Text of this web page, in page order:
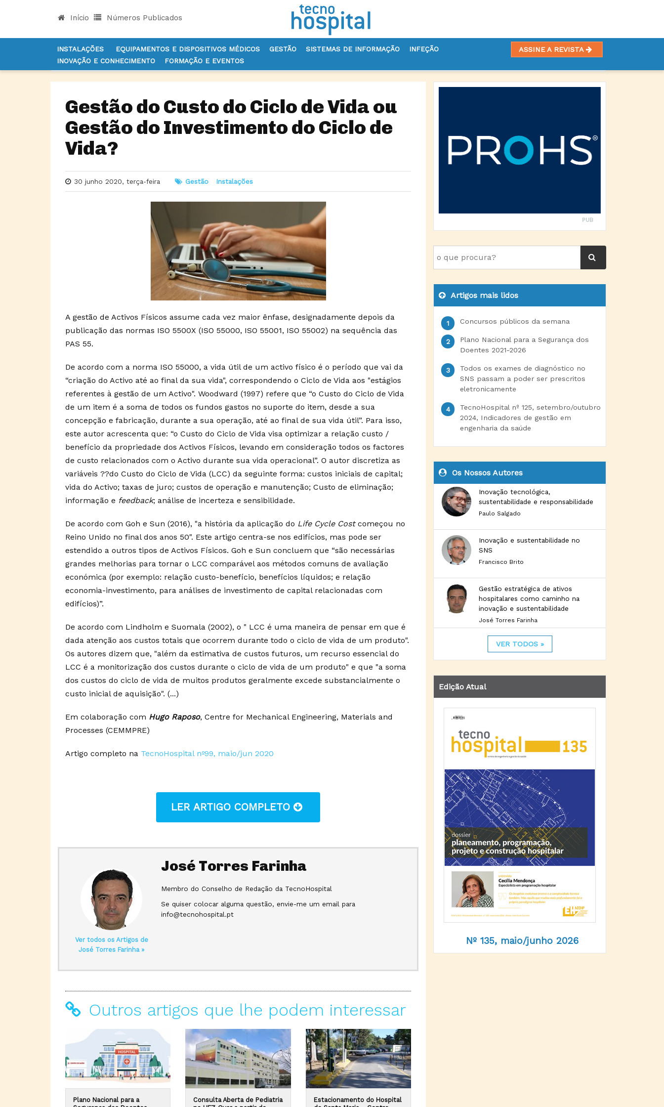
Início Números Publicados
INSTALAÇÕES EQUIPAMENTOS E DISPOSITIVOS MÉDICOS GESTÃO SISTEMAS DE INFORMAÇÃO
INFEÇÃO
INOVAÇÃO E CONHECIMENTO
FORMAÇÃO E EVENTOS
ASSINE A REVISTA
INÍCIO NOTÍCIAS GESTÃO GESTÃO DO CUSTO DO CICLO DE VIDA OU GESTÃO DO INVESTIMENTO DO CICLO DE VIDA?
Gestão do Custo do Ciclo de Vida ou
Gestão do Investimento do Ciclo de
Vida?
30 junho 2020, terça-feira Gestão Instalações
A gestão de Activos Físicos assume cada vez maior ênfase, designadamente depois da
publicação das normas ISO 5500X (ISO 55000, ISO 55001, ISO 55002) na sequência das
PAS 55.
De acordo com a norma ISO 55000, a vida útil de um activo físico é o período que vai da
“criação do Activo até ao final da sua vida", correspondendo o Ciclo de Vida aos "estágios
referentes à gestão de um Activo". Woodward (1997) refere que “o Custo do Ciclo de Vida
de um item é a soma de todos os fundos gastos no suporte do item, desde a sua
concepção e fabricação, durante a sua operação, até ao final de sua vida útil”. Para isso,
este autor acrescenta que: “o Custo do Ciclo de Vida visa optimizar a relação custo /
benefício da propriedade dos Activos Físicos, levando em consideração todos os factores
de custo relacionados com o Activo durante sua vida operacional”. O autor discretiza as
variáveis ??do Custo do Ciclo de Vida (LCC) da seguinte forma: custos iniciais de capital;
vida do Activo; taxas de juro; custos de operação e manutenção; Custo de eliminação;
informação e feedback; análise de incerteza e sensibilidade.
De acordo com Goh e Sun (2016), "a história da aplicação do Life Cycle Costcomeçou no
Reino Unido no final dos anos 50". Este artigo centra-se nos edifícios, mas pode ser
estendido a outros tipos de Activos Físicos. Goh e Sun concluem que “são necessárias
grandes melhorias para tornar o LCC comparável aos métodos comuns de avaliação
económica (por exemplo: relação custo-benefício, benefícios líquidos; e relação
economia-investimento, para análises de investimento de capital relacionadas com
edifícios)”.
De acordo com Lindholm e Suomala (2002), o " LCC é uma maneira de pensar em que é
dada atenção aos custos totais que ocorrem durante todo o ciclo de vida de um produto".
Os autores dizem que, "além da estimativa de custos futuros, um recurso essencial do
LCC é a monitorização dos custos durante o ciclo de vida de um produto" e que "a soma
dos custos do ciclo de vida de muitos produtos geralmente excede substancialmente o
custo inicial de aquisição". (...)
Em colaboração com Hugo Raposo, Centre for Mechanical Engineering, Materials and
Processes (CEMMPRE)
Artigo completo na TecnoHospital nº99, maio/jun 2020
LER ARTIGO COMPLETO
Ver todos os Artigos de
José Torres Farinha »
José Torres Farinha
Membro do Conselho de Redação da TecnoHospital
Se quiser colocar alguma questão, envie-me um email para
info@tecnohospital.pt
Outros artigos que lhe podem interessar
Plano Nacional para a
Consulta Aberta de Pediatria
Estacionamento do Hospital
PUB
Artigos mais lidos
Concursos públicos da semana
Plano Nacional para a Segurança dos
Doentes 2021-2026
Todos os exames de diagnóstico no
SNS passam a poder ser prescritos
eletronicamente
TecnoHospital nº 125, setembro/outubro
2024, Indicadores de gestão em
engenharia da saúde
Os Nossos Autores
Inovação tecnológica,
sustentabilidade e responsabilidade
Paulo Salgado
Inovação e sustentabilidade no
SNS
Francisco Brito
Gestão estratégica de ativos
hospitalares como caminho na
inovação e sustentabilidade
José Torres Farinha
VER TODOS »
Edição Atual
Nº 135, maio/junho 2026